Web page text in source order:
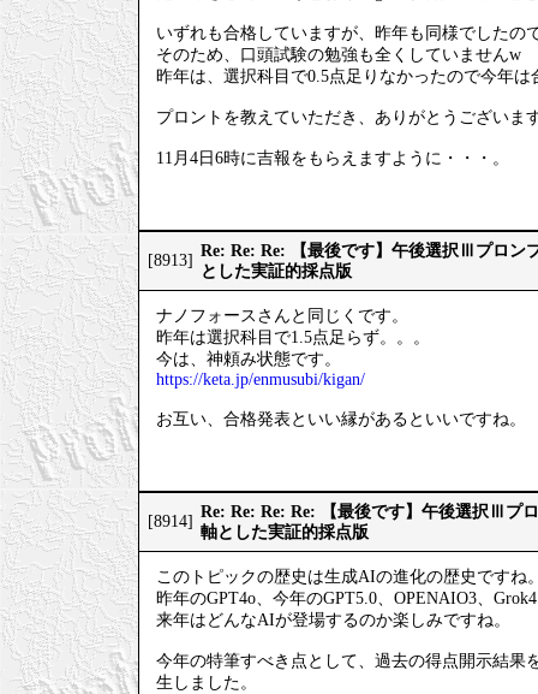
いずれも合格していますが、昨年も同様でしたの
そのため、口頭試験の勉強も全くしていませんw
昨年は、選択科目で0.5点足りなかったので今年
プロントを教えていただき、ありがとうございま
11月4日6時に吉報をもらえますように・・・。
[8913]
Re: Re: Re: 【最後です】午後選択Ⅲプロン
とした実証的採点版
ナノフォースさんと同じくです。
昨年は選択科目で1.5点足らず。。。
今は、神頼み状態です。
https://keta.jp/enmusubi/kigan/
お互い、合格発表といい縁があるといいですね。
[8914]
Re: Re: Re: Re: 【最後です】午後選択Ⅲプ
軸とした実証的採点版
このトピックの歴史は生成AIの進化の歴史ですね
昨年のGPT4o、今年のGPT5.0、OPENAIO3、
来年はどんなAIが登場するのか楽しみですね。
今年の特筆すべき点として、過去の得点開示結果
生しました。